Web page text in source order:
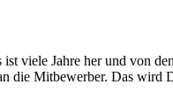
viele Jahre her und von
die Mitbewerber. Das